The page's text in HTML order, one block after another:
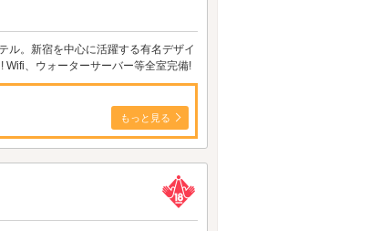
ル。新宿を中心に活躍する有名デザイ
、ウォーターサーバー等全室完備!
もっと見る